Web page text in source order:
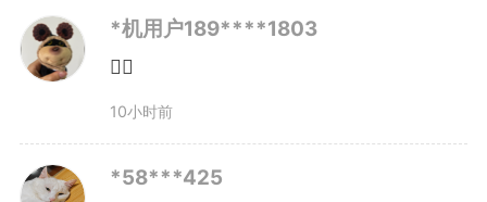
轮翻译、审校、复核，形成严谨规
范、体系完整的英文版制度文件。
做到全域覆盖，紧贴企业外贸实操
需求，完整收录CCC认证核心法规
*机用户189****1803
👌🏻
10小时前
*58***425